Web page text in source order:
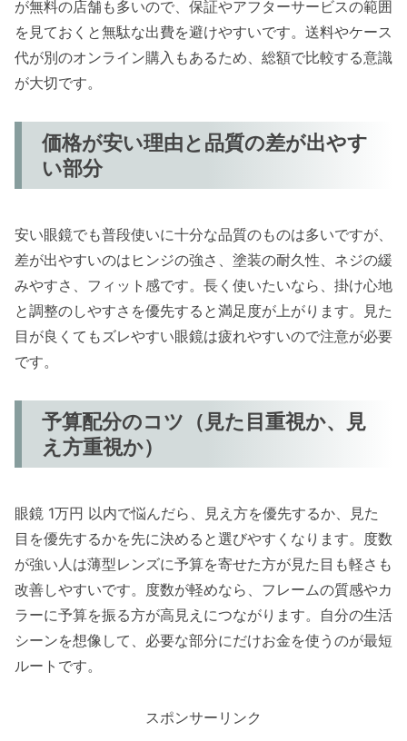
が無料の店舗も多いので、保証やアフターサービスの範囲
を見ておくと無駄な出費を避けやすいです。送料やケース
代が別のオンライン購入もあるため、総額で比較する意識
が大切です。
価格が安い理由と品質の差が出やす
い部分
安い眼鏡でも普段使いに十分な品質のものは多いですが、
差が出やすいのはヒンジの強さ、塗装の耐久性、ネジの緩
みやすさ、フィット感です。長く使いたいなら、掛け心地
と調整のしやすさを優先すると満足度が上がります。見た
目が良くてもズレやすい眼鏡は疲れやすいので注意が必要
です。
予算配分のコツ（見た目重視か、見
え方重視か）
眼鏡 1万円 以内で悩んだら、見え方を優先するか、見た
目を優先するかを先に決めると選びやすくなります。度数
が強い人は薄型レンズに予算を寄せた方が見た目も軽さも
改善しやすいです。度数が軽めなら、フレームの質感やカ
ラーに予算を振る方が高見えにつながります。自分の生活
シーンを想像して、必要な部分にだけお金を使うのが最短
ルートです。
スポンサーリンク